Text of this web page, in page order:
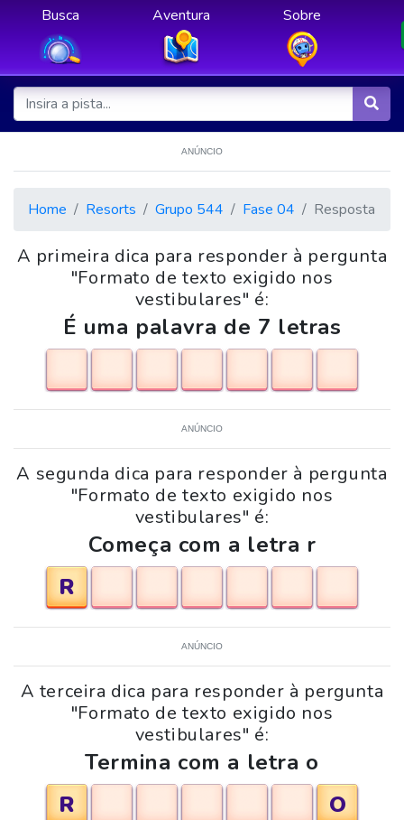
Busca Aventura Sobre
ANÚNCIO
Home Resorts Grupo 544 Fase 04 Resposta
A primeira dica para responder à pergunta
"Formato de texto exigido nos
vestibulares" é:
É uma palavra de 7 letras
ANÚNCIO
A segunda dica para responder à pergunta
"Formato de texto exigido nos
vestibulares" é:
Começa com a letra r
R
ANÚNCIO
A terceira dica para responder à pergunta
"Formato de texto exigido nos
vestibulares" é:
Termina com a letra o
R
O